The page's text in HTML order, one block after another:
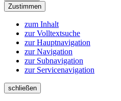
Zustimmen
zum Inhalt
zur Volltextsuche
zur Hauptnavigation
zur Navigation
zur Subnavigation
zur Servicenavigation
schließen